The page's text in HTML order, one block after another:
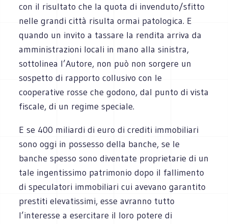
con il risultato che la quota di invenduto/sfitto
nelle grandi città risulta ormai patologica. E
quando un invito a tassare la rendita arriva da
amministrazioni locali in mano alla sinistra,
sottolinea l’Autore, non può non sorgere un
sospetto di rapporto collusivo con le
cooperative rosse che godono, dal punto di vista
fiscale, di un regime speciale.
E se 400 miliardi di euro di crediti immobiliari
sono oggi in possesso della banche, se le
banche spesso sono diventate proprietarie di un
tale ingentissimo patrimonio dopo il fallimento
di speculatori immobiliari cui avevano garantito
prestiti elevatissimi, esse avranno tutto
l’interesse a esercitare il loro potere di